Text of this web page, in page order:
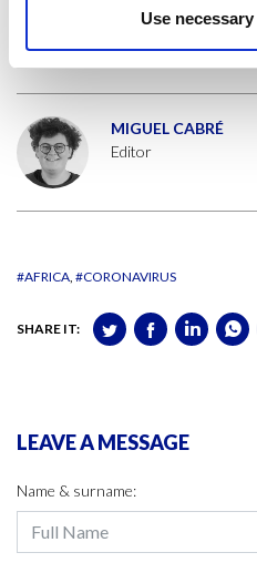
Use
externa. La aplicación de este gran
MIGUEL CABRÉ
Editor
#AFRICA #CORONAVIRUS
SHARE IT:
LEAVE A MESSAGE
Name & surname: